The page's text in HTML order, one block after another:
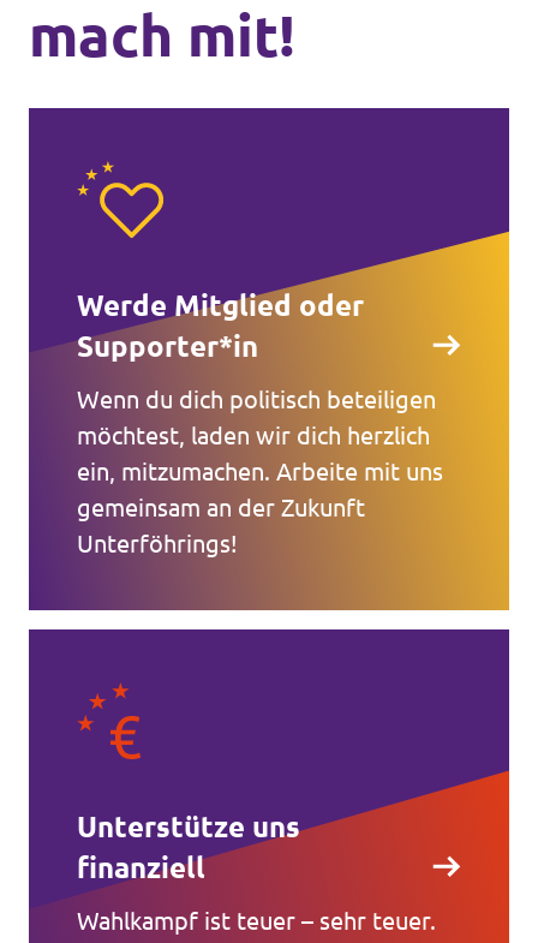
mach mit!
Werde Mitglied oder
Supporter*in
Wenn du dich politisch beteiligen
möchtest, laden wir dich herzlich
ein, mitzumachen. Arbeite mit uns
gemeinsam an der Zukunft
Unterföhrings!
Unterstütze uns
finanziell
Wahlkampf ist teuer – sehr teuer.